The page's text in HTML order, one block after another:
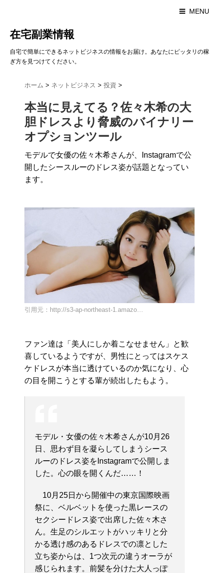
MENU
在宅副業情報
自宅で簡単にできるネットビジネスの情報をお届け。あなたにピッタリの稼
ぎ方を見つけてください。
ホーム > ネットビジネス > 投資 >
本当に見えてる？佐々木希の大
胆ドレスより脅威のバイナリー
オプションツール
モデルで女優の佐々木希さんが、Instagramで公
開したシースルーのドレス姿が話題となってい
ます。
引用元：http://s3-ap-northeast-1.amazo…
ファン達は「美人にしか着こなせません」と歓
喜しているようですが、男性にとってはスケス
ケドレスが本当に透けているのか気になり、心
の目を開こうとする輩が続出したもよう。
モデル・女優の佐々木希さんが10月26
日、思わず目を凝らしてしまうシース
ルーのドレス姿をInstagramで公開しま
した。心の眼を開くんだ……！
10月25日から開催中の東京国際映画
祭に、ベルベットを使った黒レースの
セクシードレス姿で出席した佐々木さ
ん。生足のシルエットがハッキリと分
かる透け感のあるドレスでの凛とした
立ち姿からは、1つ次元の違うオーラが
感じられます。前髪を分けた大人っぽ